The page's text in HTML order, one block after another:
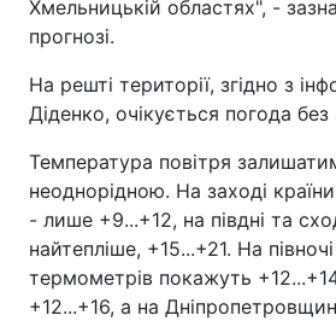
Хмельницькій областях", -
прогнозі.
На решті території, згідно з
Діденко, очікується погода без
Температура повітря
неоднорідною. На заході
- лише +9...+12, на півдні та
найтепліше, +15...+21. На
термометрів покажуть
+12...+16, а на